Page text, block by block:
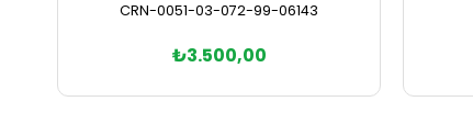
CRN-0051-03-072-99-06143
₺3.500,00